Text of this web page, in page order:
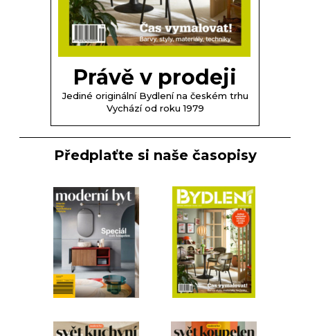
Právě v prodeji
Jediné originální Bydlení na českém trhu
Vychází od roku 1979
Předplaťte si naše časopisy